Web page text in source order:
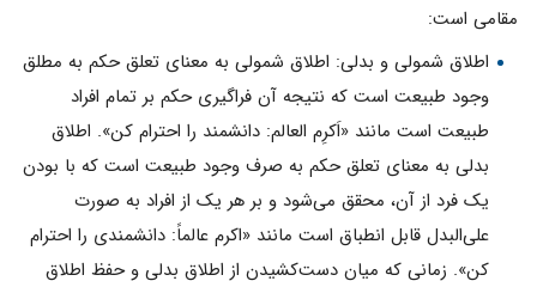
مقامی است:
اطلاق شمولی و بدلی: اطلاق شمولی به معنای تعلق حکم به مطلق
وجود طبیعت است که نتیجه آن فراگیری حکم بر تمام افراد
طبیعت است مانند «اَکرِم العالم: دانشمند را احترام کن». اطلاق
بدلی به معنای تعلق حکم به صرف وجود طبیعت است که با بودن
یک فرد از آن، محقق می‌شود و بر هر یک از افراد به صورت
علی‌البدل قابل انطباق است مانند «اکرم عالماً: دانشمندی را احترام
کن». زمانی که میان دست‌کشیدن از اطلاق بدلی و حفظ اطلاق